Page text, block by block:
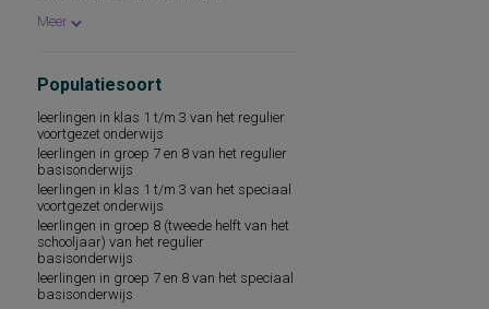
hiaten in de beheersing van
leeswoordenschat
motivatie-oriëntatie: vier gedragsaspecten
van motivatie
prestatiemotivatie
spelling van Nederlandse niet-
werkwoorden
algemene ontwikkeling in de domeinen
cognitie, taal en motoriek
houding t.o.v. alleen zijn
Meer
Populatiesoort
leerlingen in klas 1 t/m 3 van het regulier
voortgezet onderwijs
leerlingen in groep 7 en 8 van het regulier
basisonderwijs
leerlingen in klas 1 t/m 3 van het speciaal
voortgezet onderwijs
leerlingen in groep 8 (tweede helft van het
schooljaar) van het regulier
basisonderwijs
leerlingen in groep 7 en 8 van het speciaal
basisonderwijs